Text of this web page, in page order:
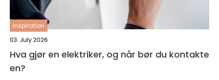
inspiration
03. July 2026
Hva gjør en elektriker, og når bør du kontakte
en?